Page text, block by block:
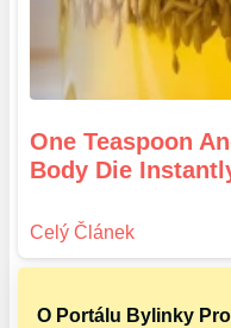
One Teaspoon
Body Die
O Portálu Bylinky